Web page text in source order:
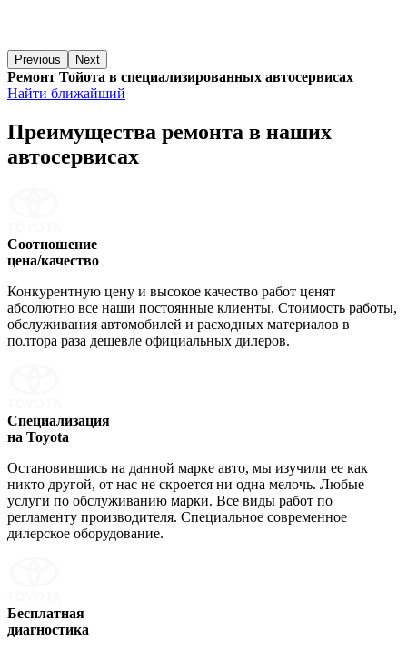
Previous Next
Ремонт Тойота в специализированных автосервисах
Найти ближайший
Преимущества ремонта в наших
автосервисах
Соотношение
цена/качество
Конкурентную цену и высокое качество работ ценят
абсолютно все наши постоянные клиенты. Стоимость работы,
обслуживания автомобилей и расходных материалов в
полтора раза дешевле официальных дилеров.
Специализация
на Toyota
Остановившись на данной марке авто, мы изучили ее как
никто другой, от нас не скроется ни одна мелочь. Любые
услуги по обслуживанию марки. Все виды работ по
регламенту производителя. Специальное современное
дилерское оборудование.
Бесплатная
диагностика